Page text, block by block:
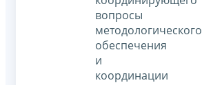
вопросы
методологического
обеспечения
и
координации